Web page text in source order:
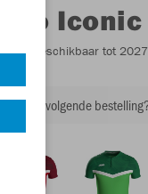
Polo Iconic
- Beschikbaar tot 2027
op je volgende